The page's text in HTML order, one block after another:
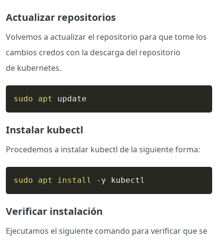
Actualizar repositorios
Volvemos a actualizar el repositorio para que tome los
cambios credos con la descarga del repositorio
de kubernetes.
sudo apt update
Instalar kubectl
Procedemos a instalar kubectl de la siguiente forma:
sudo apt install -y kubectl
Verificar instalación
Ejecutamos el siguiente comando para verificar que se